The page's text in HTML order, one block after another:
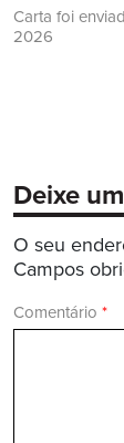
Carta foi
2026
Deixe
O seu
Campos
Comentário *